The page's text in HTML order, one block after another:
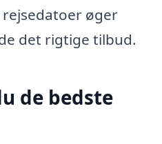
øger
det rigtige tilbud.
de bedste